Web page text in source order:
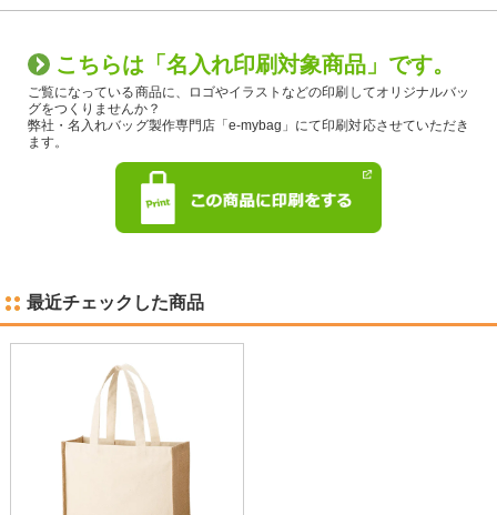
こちらは「名入れ印刷対象商品」です。
ご覧になっている商品に、ロゴやイラストなどの印刷してオリジナルバッ
グをつくりませんか？
弊社・名入れバッグ製作専門店「e-mybag」にて印刷対応させていただき
ます。
最近チェックした商品